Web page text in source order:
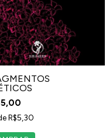
R$5,30